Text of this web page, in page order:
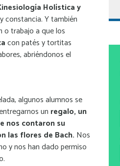
Holística y
constancia. Y también
o trabajo a que los
con patés y tortitas
abriéndonos el
algunos alumnos se
un regalo, un
nos contaron su
las flores de Bach. Nos
y nos han dado permiso